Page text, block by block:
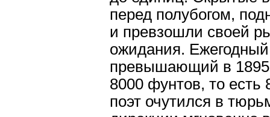
перед полубогом,
и превзошли своей
ожидания.
превышающий в
8000 фунтов, то есть
поэт очутился в